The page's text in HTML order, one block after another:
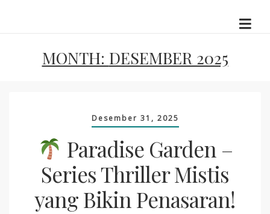
MONTH: DESEMBER 2025
Desember 31, 2025
Paradise Garden –
Series Thriller Mistis
yang Bikin Penasaran!